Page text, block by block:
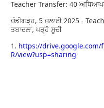
Teacher Transfer: 40
ਚੰਡੀਗੜ੍ਹ, 5 ਜੁਲਾਈ 2025 -
ਤਬਾਦਲਾ, ਪੜ੍ਹੋ ਸੂਚੀ
1. https://drive.google.com/
R/view?usp=sharing